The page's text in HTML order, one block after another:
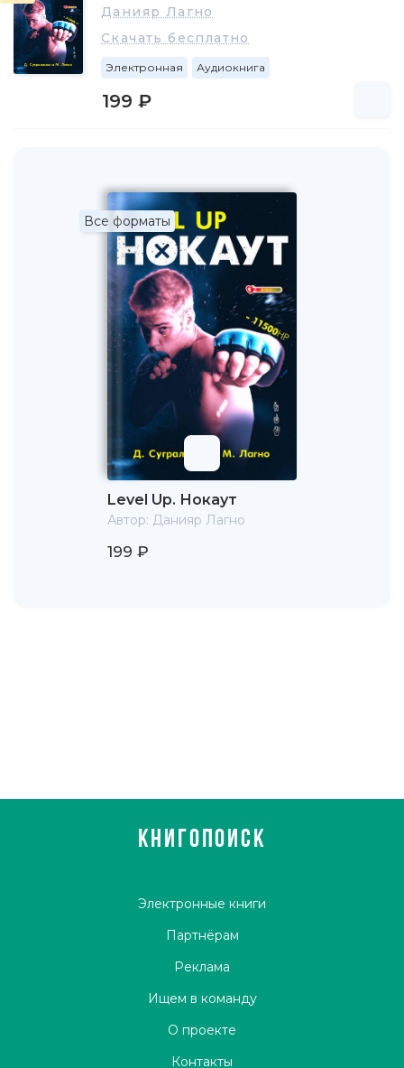
Данияр Лагно
Скачать бесплатно
Электронная Аудиокнига
199 ₽
Все форматы
Level Up. Нокаут
Автор: Данияр Лагно
199 ₽
КНИГОПОИСК
Электронные книги
Партнёрам
Реклама
Ищем в команду
О проекте
Контакты